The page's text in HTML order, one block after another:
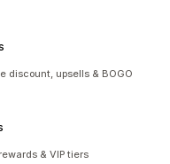
discount, upsells & BOGO
& VIP tiers